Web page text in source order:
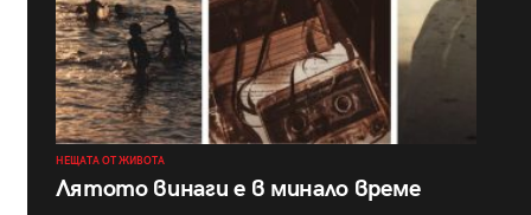
НЕЩАТА ОТ ЖИВОТА
Лятото винаги е в минало време